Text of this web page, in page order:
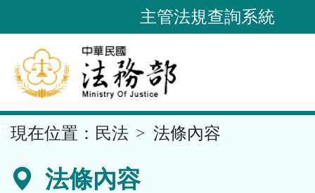
到
要
內
容
區
主管法規查詢系統
現在位置： 民法 法條內容
法條內容